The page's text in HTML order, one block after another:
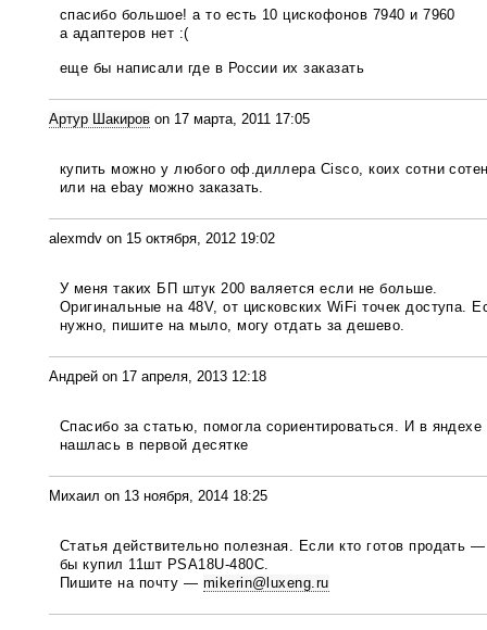
спасибо большое! а то есть 10 цискофонов 7940 и 7960
а адаптеров нет :(
еще бы написали где в России их заказать
Артур Шакиров on 17 марта, 2011 17:05
купить можно у любого оф.диллера Cisco, коих сотни
или на ebay можно заказать.
alexmdv on 15 октября, 2012 19:02
У меня таких БП штук 200 валяется если не больше.
Оригинальные на 48V, от цисковских WiFi точек доступа.
нужно, пишите на мыло, могу отдать за дешево.
Андрей on 17 апреля, 2013 12:18
Спасибо за статью, помогла сориентироваться. И в яндехе
нашлась в первой десятке
Михаил on 13 ноября, 2014 18:25
Статья действительно полезная. Если кто готов продать
бы купил 11шт PSA18U-480C.
Пишите на почту — mikerin@luxeng.ru